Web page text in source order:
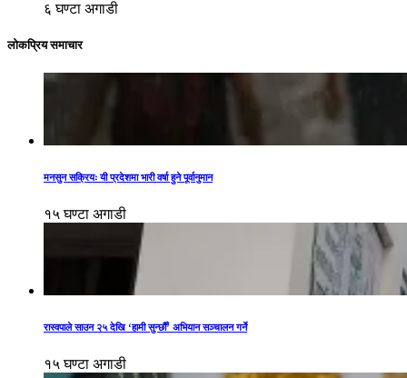
६ घण्टा अगाडी
लोकप्रिय समाचार
मनसुन सक्रियः यी प्रदेशमा भारी वर्षा हुने पूर्वानुमान
१५ घण्टा अगाडी
रास्वपाले साउन २५ देखि ‘हामी सुन्छौँ’ अभियान सञ्चालन गर्ने
१५ घण्टा अगाडी